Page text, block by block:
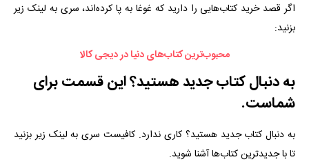
اگر قصد خرید کتاب‌هایی را دارید که غوغا به پا کرده‌اند، سری به لینک زیر
بزنید:
محبوب‌ترین کتاب‌های دنیا در دیجی کالا
به دنبال کتاب جدید هستید؟ این قسمت برای
شماست.
به دنبال کتاب جدید هستید؟ کاری ندارد. کافیست سری به لینک زیر بزنید
تا با جدیدترین کتاب‌ها آشنا شوید.